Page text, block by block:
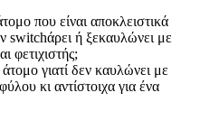
που είναι αποκλειστικά
switchάρει ή ξεκαυλώνει με
φετιχιστής;
γιατί δεν καυλώνει με
κι αντίστοιχα για ένα